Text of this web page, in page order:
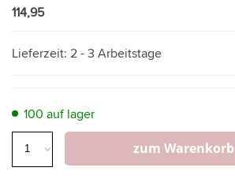
114,95
Lieferzeit: 2 - 3 Arbeitstage
100 auf lager
zum Warenkorb